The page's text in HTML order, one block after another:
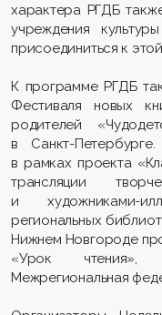
характера РГДБ
учреждения
присоединиться к
К программе РГДБ
Фестиваля новых
родителей
в Санкт-
в рамках проекта
трансляции
и художниками-
региональных
Нижнем Новгороде
«Урок чтения»,
Межрегиональная